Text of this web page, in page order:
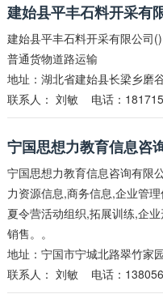
建始县平丰石料开采有
建始县平丰石料开采有限公司
普通货物道路运输
地址：湖北省建始县长梁乡磨
联系人： 刘敏 电话：
宁国思想力教育信息咨
宁国思想力教育信息咨询有限
力资源信息,商务信息,企业管
夏令营活动组织,拓展训练,企
销售。。
地址：宁国市宁城北路翠竹家
联系人： 刘敏 电话：